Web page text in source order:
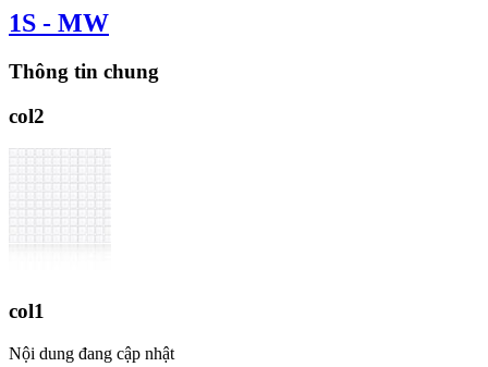
1S - MW
Thông tin chung
col2
col1
Nội dung đang cập nhật